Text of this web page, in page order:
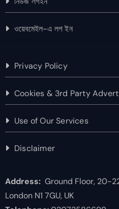
ওয়েবমেইল-এ লগ ইন
Privacy Policy
Cookies & 3rd Party
Use of Our Services
Disclaimer
Address:Ground Floor, 20-
London N1 7GU, UK